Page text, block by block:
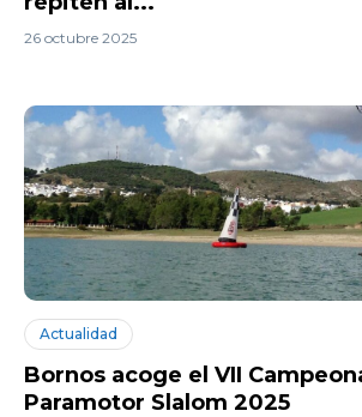
26 octubre 2025
Actualidad
Bornos acoge el VII
Paramotor Slalom 2025